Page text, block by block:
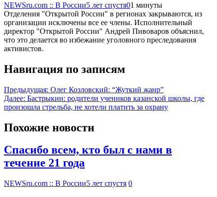
NEWSru.com :: В России5 лет спустя01 минуты
Отделения "Открытой России" в регионах закрываются, из
организации исключены все ее члены. Исполнительный
директор "Открытой России" Андрей Пивоваров объяснил,
что это делается во избежание уголовного преследования
активистов.
Навигация по записям
Предыдущая: Олег Козловский: “Жуткий жанр”
Далее: Бастрыкин: родители учеников казанской школы, где
произошла стрельба, не хотели платить за охрану
Похожие новости
Спасибо всем, кто был с нами в
течение 21 года
NEWSru.com :: В России5 лет спустя 0